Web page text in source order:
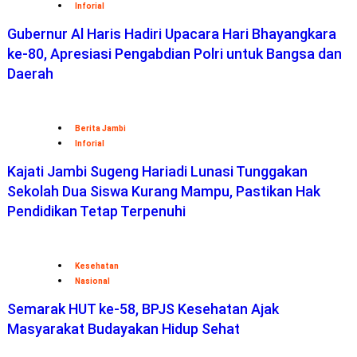
Inforial
Gubernur Al Haris Hadiri Upacara Hari Bhayangkara
ke-80, Apresiasi Pengabdian Polri untuk Bangsa dan
Daerah
Berita Jambi
Inforial
Kajati Jambi Sugeng Hariadi Lunasi Tunggakan
Sekolah Dua Siswa Kurang Mampu, Pastikan Hak
Pendidikan Tetap Terpenuhi
Kesehatan
Nasional
Semarak HUT ke-58, BPJS Kesehatan Ajak
Masyarakat Budayakan Hidup Sehat